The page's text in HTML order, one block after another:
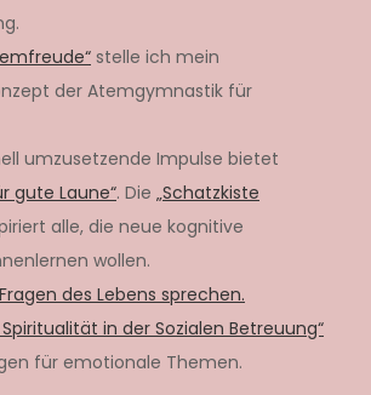
stelle ich mein
der Atemgymnastik für
umzusetzende Impulse bietet
gute Laune“. Die „Schatzkiste
alle, die neue kognitive
wollen.
des Lebens sprechen.
in der Sozialen Betreuung“
für emotionale Themen.